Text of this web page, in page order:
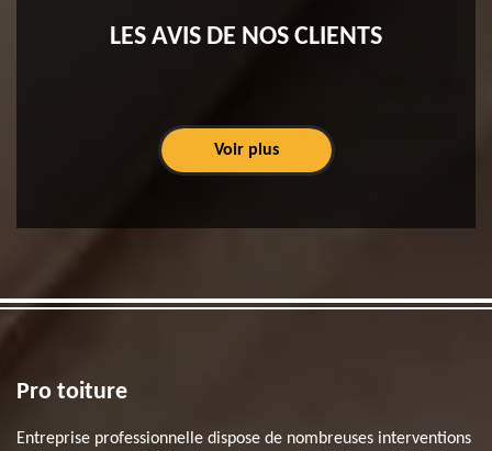
LES AVIS DE NOS CLIENTS
Voir plus
Pro toiture
Entreprise professionnelle dispose de nombreuses interventions